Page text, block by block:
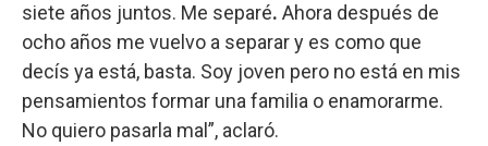
siete años juntos. Me separé. Ahora después de
ocho años me vuelvo a separar y es como que
decís ya está, basta. Soy joven pero no está en mis
pensamientos formar una familia o enamorarme.
No quiero pasarla mal”, aclaró.